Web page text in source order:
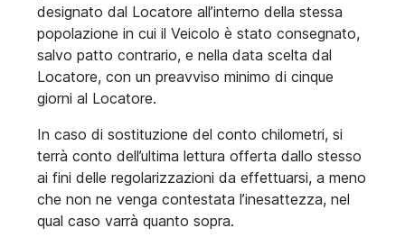
designato dal Locatore all’interno della stessa
popolazione in cui il Veicolo è stato consegnato,
salvo patto contrario, e nella data scelta dal
Locatore, con un preavviso minimo di cinque
giorni al Locatore.
In caso di sostituzione del conto chilometri, si
terrà conto dell’ultima lettura offerta dallo stesso
ai fini delle regolarizzazioni da effettuarsi, a meno
che non ne venga contestata l’inesattezza, nel
qual caso varrà quanto sopra.